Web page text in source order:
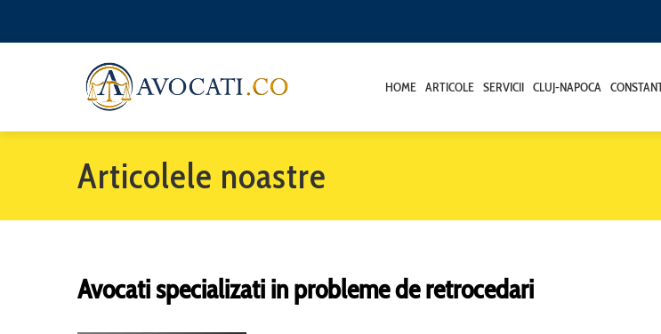
HOME ARTICOLE SERVICII CLUJ-NAPOCA
Articolele noastre
Avocati specializati in probleme de retrocedari